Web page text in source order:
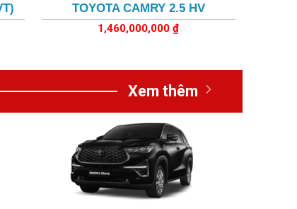
TOYOTA CAMRY 2.5 HV
1,460,000,000₫
Xem thêm